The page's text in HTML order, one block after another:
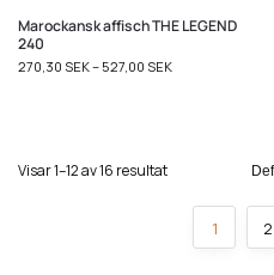
Marockansk affisch THE LEGEND
240
270,30 SEK– 527,00 SEK
Visar 1–12 av 16 resultat
1 2